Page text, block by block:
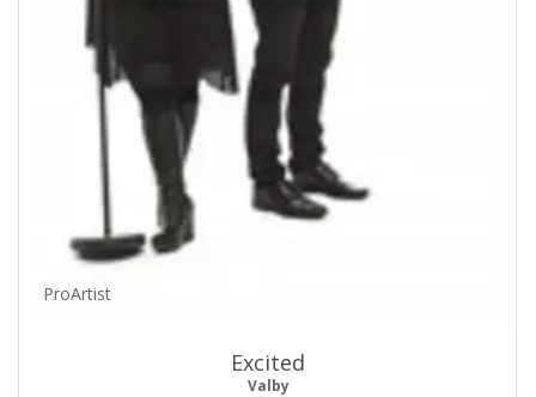
ProArtist
Excited
Valby